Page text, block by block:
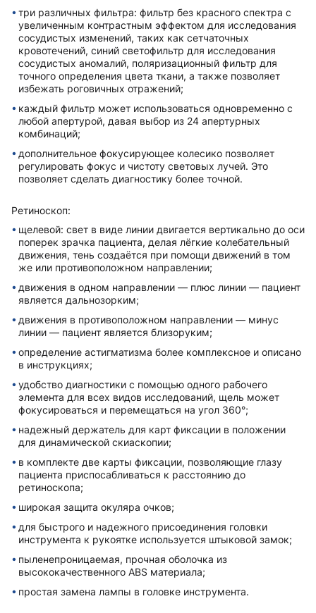
три различных фильтра: фильтр без красного спектра с
увеличенным контрастным эффектом для исследования
сосудистых изменений, таких как сетчаточных
кровотечений, синий светофильтр для исследования
сосудистых аномалий, поляризационный фильтр для
точного определения цвета ткани, а также позволяет
избежать роговичных отражений;
каждый фильтр может использоваться одновременно с
любой апертурой, давая выбор из 24 апертурных
комбинаций;
дополнительное фокусирующее колесико позволяет
регулировать фокус и чистоту световых лучей. Это
позволяет сделать диагностику более точной.
Ретиноскоп:
щелевой: свет в виде линии двигается вертикально до оси
поперек зрачка пациента, делая лёгкие колебательный
движения, тень создаётся при помощи движений в том
же или противоположном направлении;
движения в одном направлении — плюс линии — пациент
является дальнозорким;
движения в противоположном направлении — минус
линии — пациент является близоруким;
определение астигматизма более комплексное и описано
в инструкциях;
удобство диагностики с помощью одного рабочего
элемента для всех видов исследований, щель может
фокусироваться и перемещаться на угол 360°;
надежный держатель для карт фиксации в положении
для динамической скиаскопии;
в комплекте две карты фиксации, позволяющие глазу
пациента приспосабливаться к расстоянию до
ретиноскопа;
широкая защита окуляра очков;
для быстрого и надежного присоединения головки
инструмента к рукоятке используется штыковой замок;
пыленепроницаемая, прочная оболочка из
высококачественного ABS материала;
простая замена лампы в головке инструмента.